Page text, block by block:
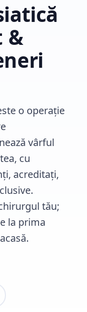
&
o operație
vârful
cu
acreditați,
tău;
la prima